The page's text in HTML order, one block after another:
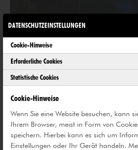
*1963 in Mała Słońca
Danzig/Polen, lebt und arbeitet
Recklinghausen
DATENSCHUTZEINSTELLUNGEN
Cookie-Hinweise
Erforderliche Cookies
Statistische Cookies
Cookie-Hinweise
Wenn Sie eine Website besuchen, kann
Ihrem Browser, meist in Form von
speichern. Hierbei kann es sich um
Einstellungen oder Ihr Gerät handeln.